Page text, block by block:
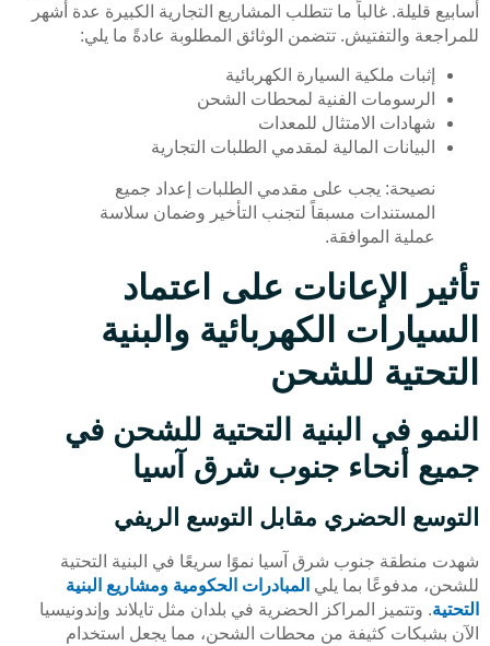
أسابيع قليلة. غالباً ما تتطلب المشاريع التجارية الكبيرة عدة أشهر
للمراجعة والتفتيش. تتضمن الوثائق المطلوبة عادةً ما يلي:
إثبات ملكية السيارة الكهربائية
الرسومات الفنية لمحطات الشحن
شهادات الامتثال للمعدات
البيانات المالية لمقدمي الطلبات التجارية
نصيحة: يجب على مقدمي الطلبات إعداد جميع
المستندات مسبقاً لتجنب التأخير وضمان سلاسة
عملية الموافقة.
تأثير الإعانات على اعتماد
السيارات الكهربائية والبنية
التحتية للشحن
النمو في البنية التحتية للشحن في
جميع أنحاء جنوب شرق آسيا
التوسع الحضري مقابل التوسع الريفي
شهدت منطقة جنوب شرق آسيا نموًا سريعًا في البنية التحتية
للشحن، مدفوعًا بما يلي المبادرات الحكومية ومشاريع البنية
التحتية. وتتميز المراكز الحضرية في بلدان مثل تايلاند وإندونيسيا
الآن بشبكات كثيفة من محطات الشحن، مما يجعل استخدام